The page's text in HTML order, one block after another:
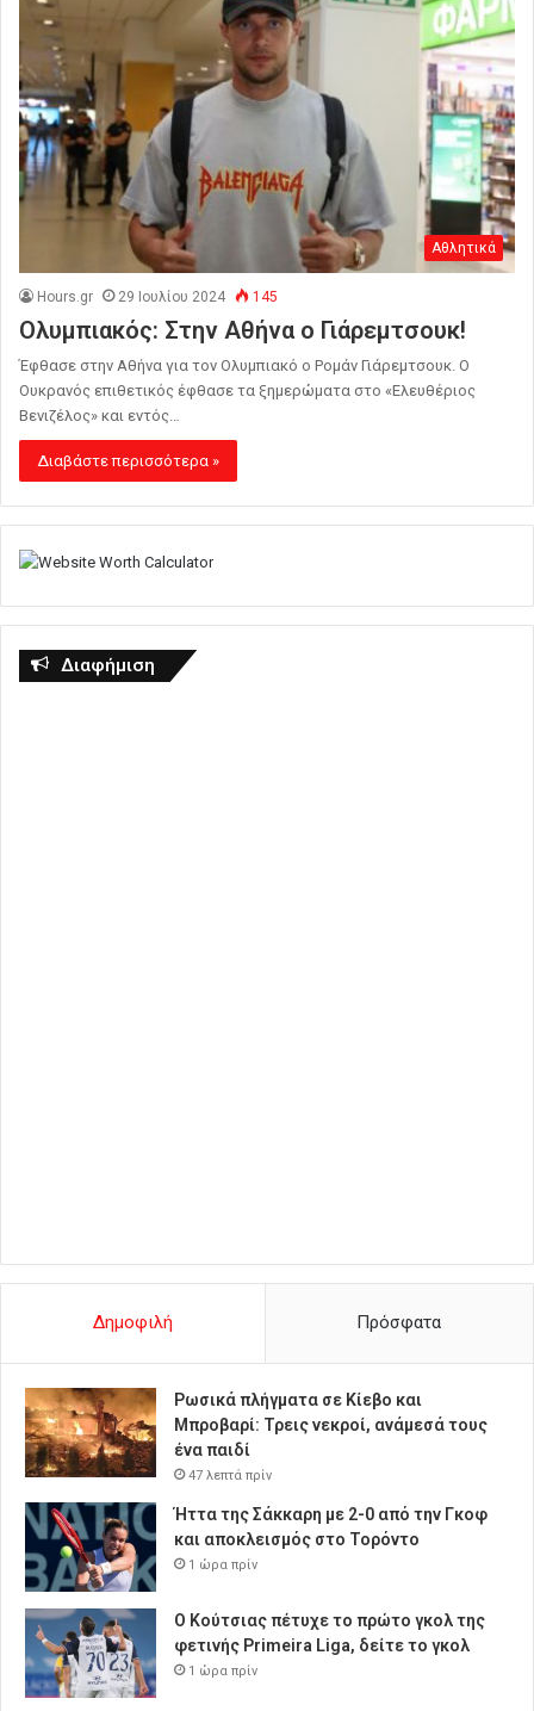
Αθλητικά
Hours.gr 29 Ιουλίου 2024 145
Ολυμπιακός: Στην Αθήνα ο Γιάρεμτσουκ!
Έφθασε στην Αθήνα για τον Ολυμπιακό ο Ρομάν Γιάρεμτσουκ. Ο
Ουκρανός επιθετικός έφθασε τα ξημερώματα στο «Ελευθέριος
Βενιζέλος» και εντός…
Διαβάστε περισσότερα »
Διαφήμιση
Δημοφιλή Πρόσφατα
Ρωσικά πλήγματα σε Κίεβο και
Μπροβαρί: Τρεις νεκροί, ανάμεσά τους
ένα παιδί
47 λεπτά πρίν
Ήττα της Σάκκαρη με 2-0 από την Γκοφ
και αποκλεισμός στο Τορόντο
1 ώρα πρίν
Ο Κούτσιας πέτυχε το πρώτο γκολ της
φετινής Primeira Liga, δείτε το γκολ
1 ώρα πρίν